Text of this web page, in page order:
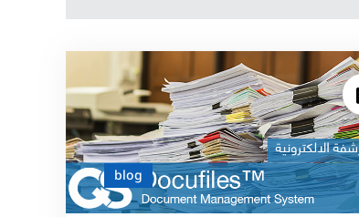
blog